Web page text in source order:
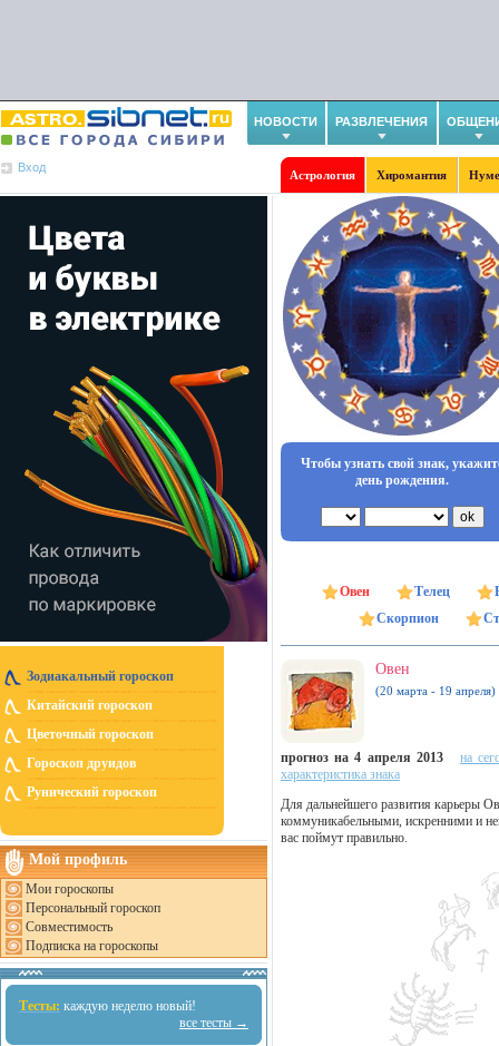
НОВОСТИ РАЗВЛЕЧЕНИЯ
Вход
Астрология Хиромантия
Зодиакальный гороскоп
Китайский гороскоп
Цветочный гороскоп
Гороскоп друидов
Рунический гороскоп
Мой профиль
Мои гороскопы
Персональный гороскоп
Совместимость
Подписка на гороскопы
Тесты: каждую неделю новый!
все тесты →
Чтобы узнать свой знак,
день рождения.
Овен Телец
Скорпион
Овен
(20 марта - 19 апреля)
прогноз на 4 апреля 2013
на
характеристика знака
Для дальнейшего развития карьеры
коммуникабельными, искренними и
вас поймут правильно.